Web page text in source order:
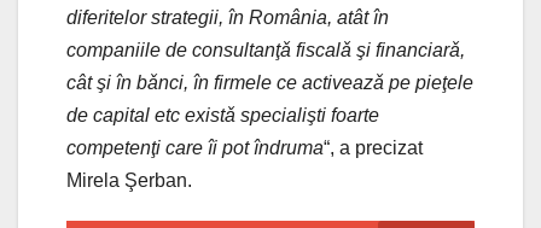
diferitelor strategii, în România, atât în
companiile de consultanţǎ fiscalǎ şi financiarǎ,
cât şi în bǎnci, în firmele ce activeazǎ pe pieţele
de capital etc existǎ specialişti foarte
competenţi care îi pot îndruma“, a precizat
Mirela Şerban.